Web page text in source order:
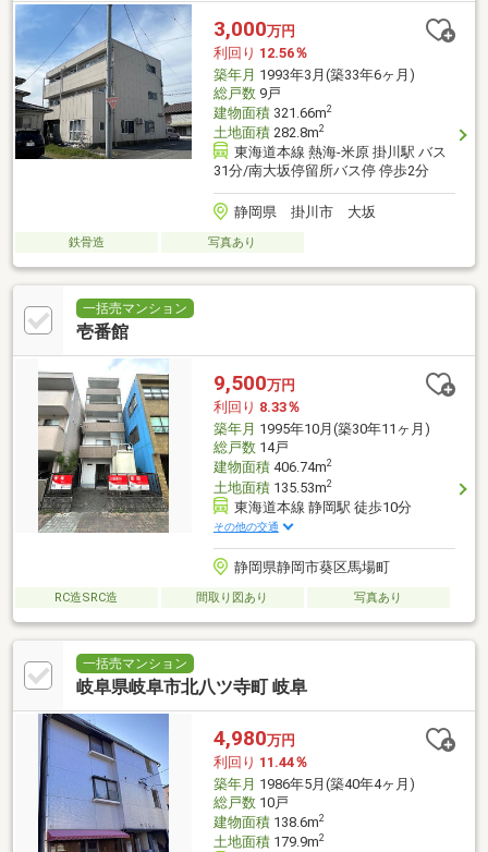
3,000万円
利回り 12.56％
築年月 1993年3月(築33年6ヶ月)
総戸数9戸
建物面積321.66m2
土地面積282.8m2
東海道本線 熱海-米原 掛川駅 バス
31分/南大坂停留所バス停 停歩2分
静岡県 掛川市 大坂
鉄骨造 写真あり
一括売マンション
壱番館
9,500万円
利回り 8.33％
築年月 1995年10月(築30年11ヶ月)
総戸数14戸
建物面積406.74m2
土地面積135.53m2
東海道本線 静岡駅 徒歩10分
その他の交通
静岡県静岡市葵区馬場町
RC造SRC造 間取り図あり 写真あり
一括売マンション
岐阜県岐阜市北八ツ寺町 岐阜
4,980万円
利回り 11.44％
築年月 1986年5月(築40年4ヶ月)
総戸数10戸
建物面積138.6m2
土地面積179.9m2